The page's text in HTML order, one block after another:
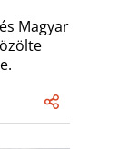
Magyar